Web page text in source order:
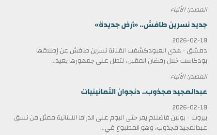
المصدر: الأنباء
جديد نسرين طافش.. «أرض جديدة»
2026-02-18
دمشق - هدى العبودكشفت الفنانة نسرين طافش عن إطلاقها
بودكاست خلال رمضان المقبل، لتطل على جمهورها بعيد...
المصدر: الأنباء
عبدالمجيد مجذوب.. دنجوان الثمانينيات
2026-02-18
بيروت - بولين فاضللم يمر حتى اليوم على الدراما اللبنانية ممثل من نسق
عبدالمجيد مجذوب، وهو المطبوع في...